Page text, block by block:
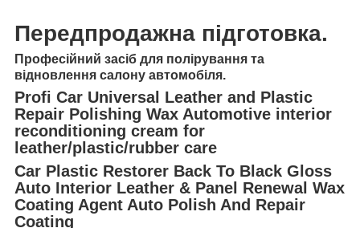
Передпродажна підготовка.
Професійний засіб для полірування та
відновлення салону автомобіля.
Profi Car Universal Leather and Plastic
Repair Polishing Wax Automotive interior
reconditioning cream for
leather/plastic/rubber care
Car Plastic Restorer Back To Black Gloss
Auto Interior Leather & Panel Renewal Wax
Coating Agent Auto Polish And Repair
Coating